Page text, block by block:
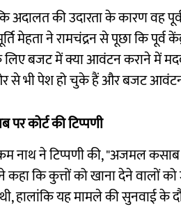
अदालत की उदारता के कारण वह
मेहता ने रामचंद्रन से पूछा कि
बजट में क्या आवंटन कराने में
से भी पेश हो चुके हैं और बजट आवंटन
कोर्ट की टिप्पणी
नाथ ने टिप्पणी की, "अजमल
कहा कि कुत्तों को खाना देने वालों
हालांकि यह मामले की सुनवाई के